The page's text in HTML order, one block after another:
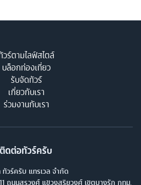
วร์ตามไลฟ์สไตล์
บล็อกท่องเที่ยว
รับจัดทัวร์
เกี่ยวกับเรา
ร่วมงานกับเรา
ติดต่อทัวร์ครับ
วร์ครับ แทรเวล จำกัด
ถนนสุรวงศ์ แขวงสุริยวงศ์ เขตบางรัก กทม.